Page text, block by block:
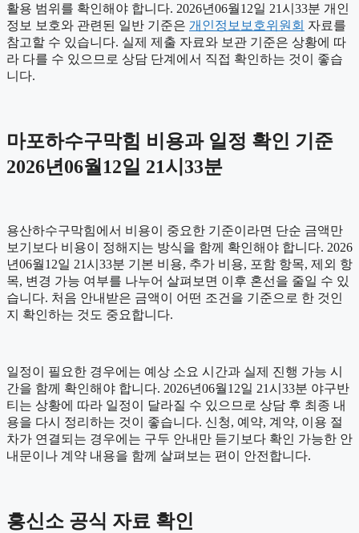
활용 범위를 확인해야 합니다. 2026년06월12일 21시33분 개인
정보 보호와 관련된 일반 기준은 개인정보보호위원회 자료를
참고할 수 있습니다. 실제 제출 자료와 보관 기준은 상황에 따
라 다를 수 있으므로 상담 단계에서 직접 확인하는 것이 좋습
니다.
마포하수구막힘 비용과 일정 확인 기준
2026년06월12일 21시33분
용산하수구막힘에서 비용이 중요한 기준이라면 단순 금액만
보기보다 비용이 정해지는 방식을 함께 확인해야 합니다. 2026
년06월12일 21시33분 기본 비용, 추가 비용, 포함 항목, 제외 항
목, 변경 가능 여부를 나누어 살펴보면 이후 혼선을 줄일 수 있
습니다. 처음 안내받은 금액이 어떤 조건을 기준으로 한 것인
지 확인하는 것도 중요합니다.
일정이 필요한 경우에는 예상 소요 시간과 실제 진행 가능 시
간을 함께 확인해야 합니다. 2026년06월12일 21시33분 야구반
티는 상황에 따라 일정이 달라질 수 있으므로 상담 후 최종 내
용을 다시 정리하는 것이 좋습니다. 신청, 예약, 계약, 이용 절
차가 연결되는 경우에는 구두 안내만 듣기보다 확인 가능한 안
내문이나 계약 내용을 함께 살펴보는 편이 안전합니다.
흥신소 공식 자료 확인